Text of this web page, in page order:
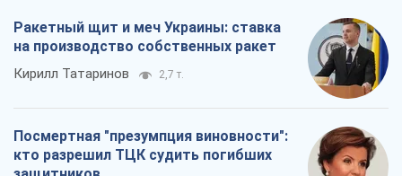
Ракетный щит и меч Украины: ставка
на производство собственных ракет
Кирилл Татаринов 2,7 т.
Посмертная "презумпция виновности":
кто разрешил ТЦК судить погибших